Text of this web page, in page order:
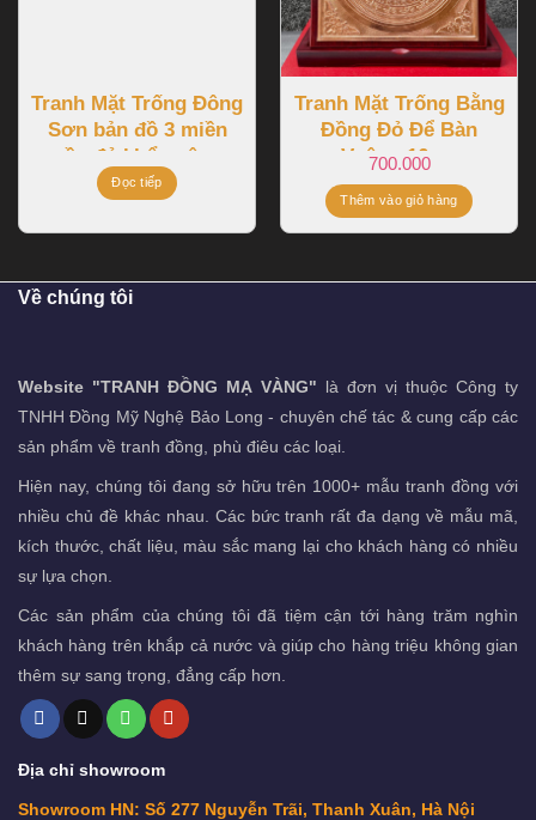
Tranh Mặt Trống Đông
Sơn bản đồ 3 miền
nền đỏ khổ vuông
1m07
Đọc tiếp
Tranh Mặt Trống Bằng
Đồng Đỏ Để Bàn
Vuông 16cm
700.000
Thêm vào giỏ hàng
Về chúng tôi
Website "TRANH ĐỒNG MẠ VÀNG" là đơn vị thuộc Công ty
TNHH Đồng Mỹ Nghệ Bảo Long - chuyên chế tác & cung cấp các
sản phẩm về tranh đồng, phù điêu các loại.
Hiện nay, chúng tôi đang sở hữu trên 1000+ mẫu tranh đồng với
nhiều chủ đề khác nhau. Các bức tranh rất đa dạng về mẫu mã,
kích thước, chất liệu, màu sắc mang lại cho khách hàng có nhiều
sự lựa chọn.
Các sản phẩm của chúng tôi đã tiệm cận tới hàng trăm nghìn
khách hàng trên khắp cả nước và giúp cho hàng triệu không gian
thêm sự sang trọng, đẳng cấp hơn.
Địa chỉ showroom
Showroom HN: Số 277 Nguyễn Trãi, Thanh Xuân, Hà Nội